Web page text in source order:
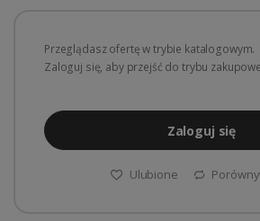
Przeglądasz ofertę w trybie katalogowym.
Zaloguj się, aby przejść do trybu
Zaloguj się
Ulubione